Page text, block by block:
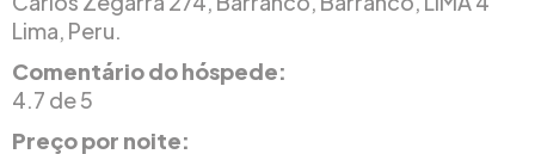
Lima, Peru.
Comentário do hóspede:
4.7 de 5
Preço por noite: